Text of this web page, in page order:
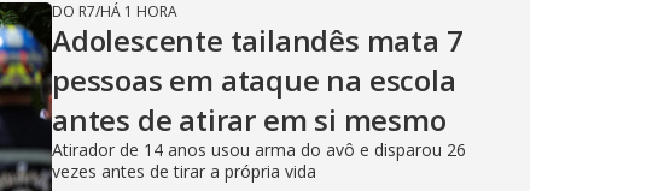
DO R7/HÁ 1 HORA
Adolescente tailandês mata 7
pessoas em ataque na escola
antes de atirar em si mesmo
Atirador de 14 anos usou arma do avô e disparou 26
vezes antes de tirar a própria vida